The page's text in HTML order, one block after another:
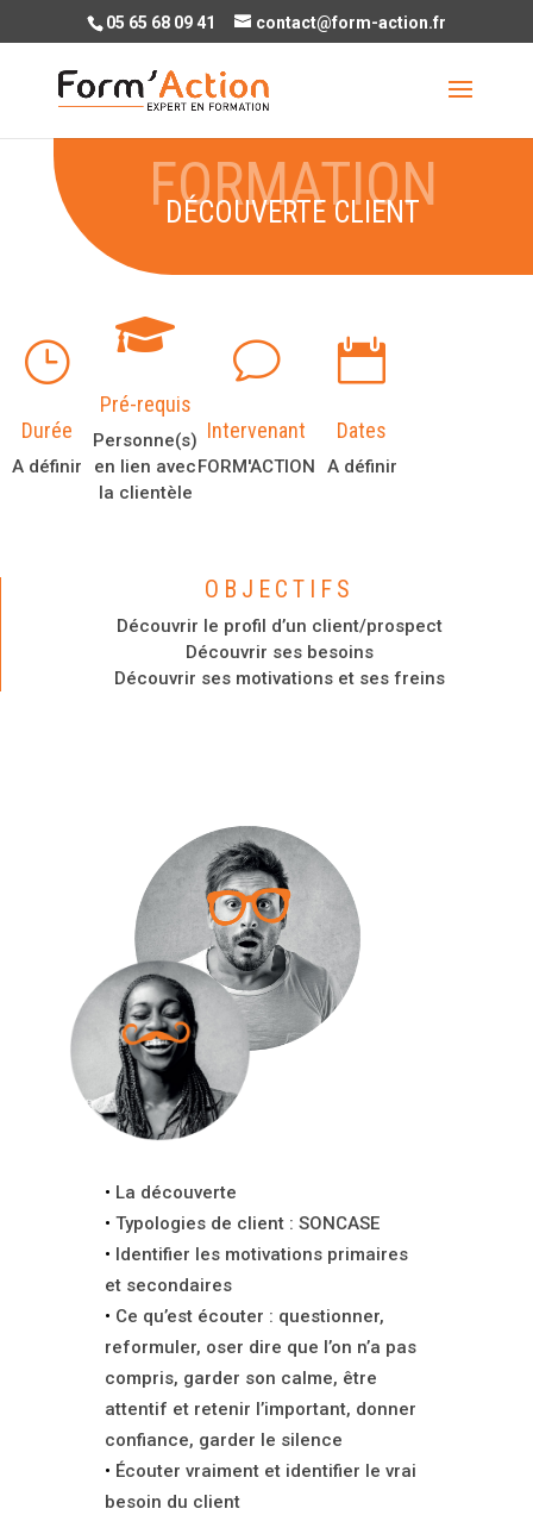
05 65 68 09 41 contact@form-action.fr
DÉCOUVERTE CLIENT
}
Durée
A définir

Pré-requis
Personne(s)
en lien avec
la clientèle
v
Intervenant
FORM'ACTION

Dates
A définir
OBJECTIFS
Découvrir le profil d’un client/prospect
Découvrir ses besoins
Découvrir ses motivations et ses freins
La découverte
Typologies de client : SONCASE
Identifier les motivations primaires
et secondaires
Ce qu’est écouter : questionner,
reformuler, oser dire que l’on n’a pas
compris, garder son calme, être
attentif et retenir l’important, donner
confiance, garder le silence
Écouter vraiment et identifier le vrai
besoin du client